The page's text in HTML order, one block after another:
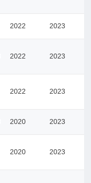
2022 2023
2022 2023
2022 2023
2020 2023
2020 2023